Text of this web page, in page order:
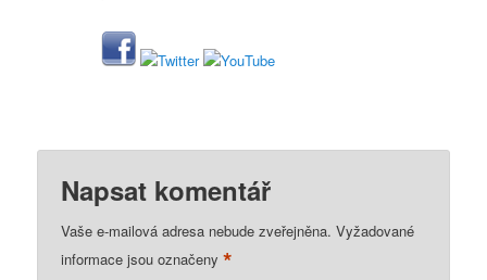
Napsat komentář
Vaše e-mailová adresa nebude zveřejněna. Vyžadované
informace jsou označeny*